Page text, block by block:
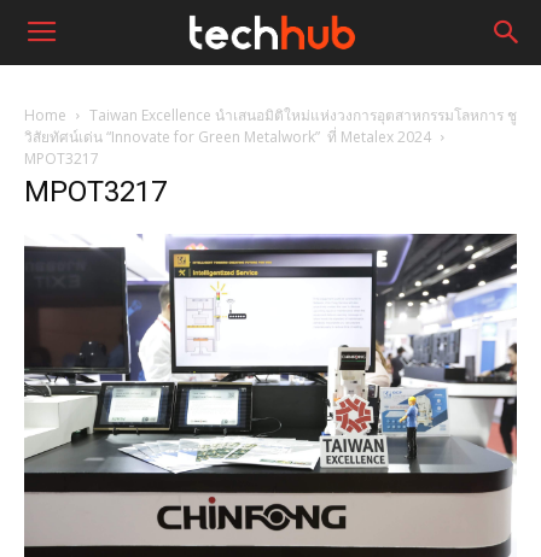
Home
Taiwan Excellence นำเสนอมิติใหม่แห่งวงการอุตสาหกรรมโลหการ ชู
วิสัยทัศน์เด่น “Innovate for Green Metalwork” ที่ Metalex 2024
MPOT3217
MPOT3217